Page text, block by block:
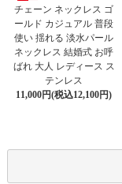
チェーン ネックレス ゴ
ールド カジュアル 普段
使い 揺れる 淡水パール
ネックレス 結婚式 お呼
ばれ 大人 レディース ス
テンレス
11,000円(税込12,100円)